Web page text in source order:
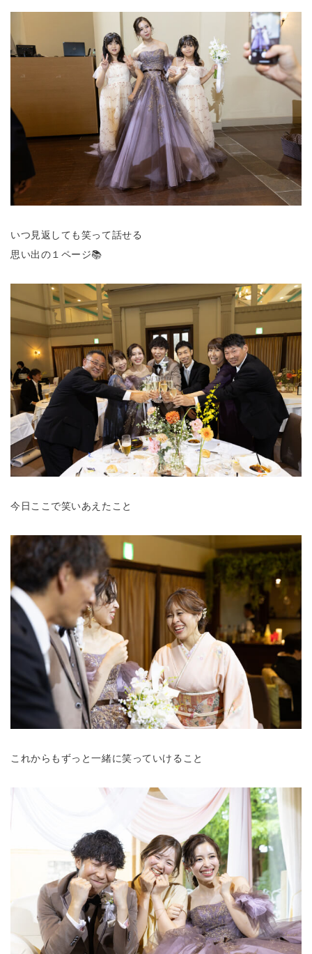
いつ見返しても笑って話せる
思い出の１ページ📚
今日ここで笑いあえたこと
これからもずっと一緒に笑っていけること